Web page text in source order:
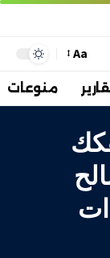
Aa
منوعات